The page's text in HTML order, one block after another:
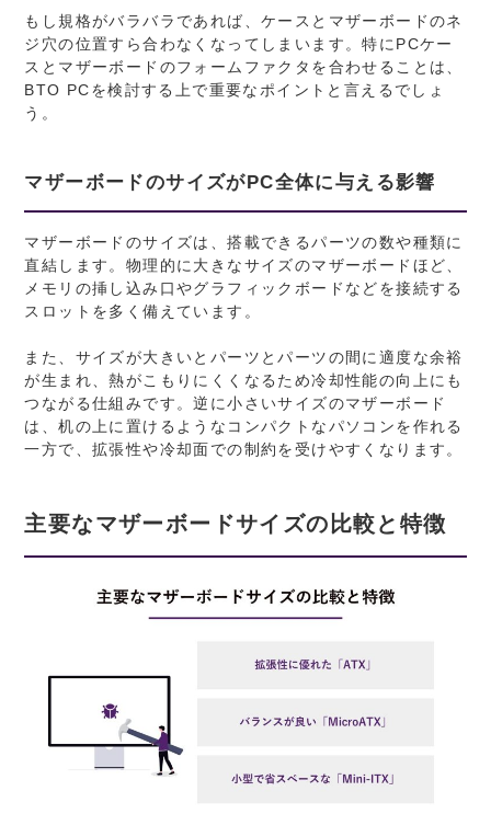
もし規格がバラバラであれば、ケースとマザーボードのネ
ジ穴の位置すら合わなくなってしまいます。特にPCケー
スとマザーボードのフォームファクタを合わせることは、
BTO PCを検討する上で重要なポイントと言えるでしょ
う。
マザーボードのサイズがPC全体に与える影響
マザーボードのサイズは、搭載できるパーツの数や種類に
直結します。物理的に大きなサイズのマザーボードほど、
メモリの挿し込み口やグラフィックボードなどを接続する
スロットを多く備えています。
また、サイズが大きいとパーツとパーツの間に適度な余裕
が生まれ、熱がこもりにくくなるため冷却性能の向上にも
つながる仕組みです。逆に小さいサイズのマザーボード
は、机の上に置けるようなコンパクトなパソコンを作れる
一方で、拡張性や冷却面での制約を受けやすくなります。
主要なマザーボードサイズの比較と特徴